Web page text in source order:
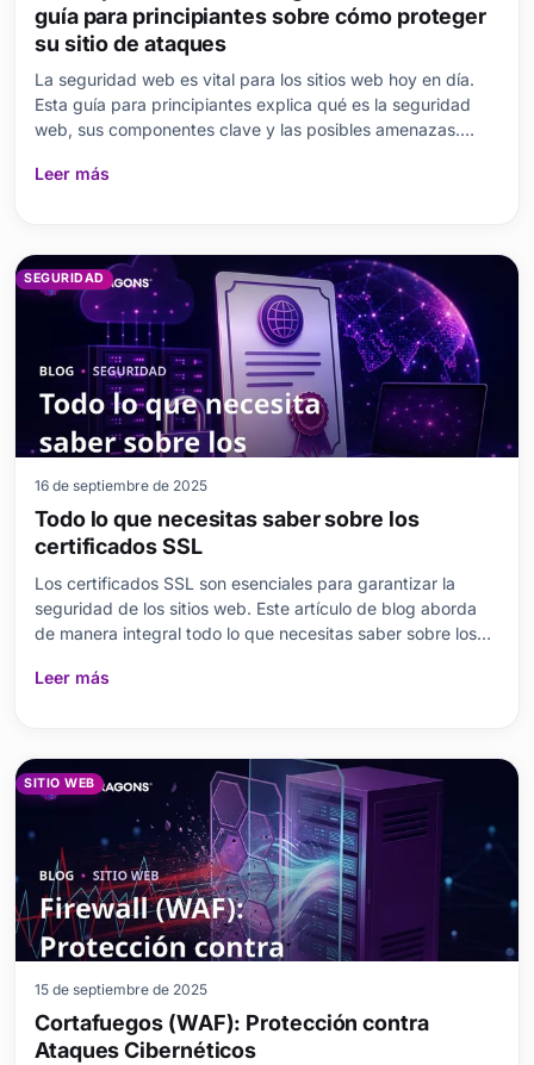
guía para principiantes sobre cómo proteger
su sitio de ataques
La seguridad web es vital para los sitios web hoy en día.
Esta guía para principiantes explica qué es la seguridad
web, sus componentes clave y las posibles amenazas.
necesarios para proteger su sitio web, junto con las
Leer más
SEGURIDAD
16 de septiembre de 2025
Todo lo que necesitas saber sobre los
certificados SSL
Los certificados SSL son esenciales para garantizar la
seguridad de los sitios web. Este artículo de blog aborda
de manera integral todo lo que necesitas saber sobre los
clave como qué es un certificado SSL, por qué se necesita
Leer más
SITIO WEB
15 de septiembre de 2025
Cortafuegos (WAF): Protección contra
Ataques Cibernéticos